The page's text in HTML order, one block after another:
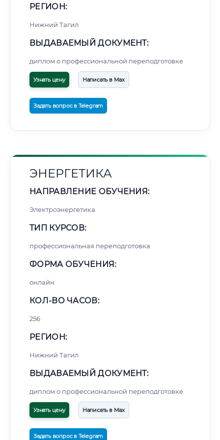
РЕГИОН:
Нижний Тагил
ВЫДАВАЕМЫЙ ДОКУМЕНТ:
диплом о профессиональной переподготовке
Узнать цену Написать в Max
Задать вопрос в Telegram
ЭНЕРГЕТИКА
НАПРАВЛЕНИЕ ОБУЧЕНИЯ:
Электроэнергетика
ТИП КУРСОВ:
профессиональная переподготовка
ФОРМА ОБУЧЕНИЯ:
онлайн
КОЛ-ВО ЧАСОВ:
256
РЕГИОН:
Нижний Тагил
ВЫДАВАЕМЫЙ ДОКУМЕНТ:
диплом о профессиональной переподготовке
Узнать цену Написать в Max
Задать вопрос в Telegram